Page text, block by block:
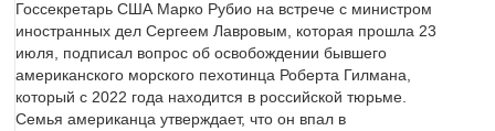
Госсекретарь США Марко Рубио на встрече с министром
иностранных дел Сергеем Лавровым, которая прошла 23
июля, подписал вопрос об освобождении бывшего
американского морского пехотинца Роберта Гилмана,
который с 2022 года находится в российской тюрьме.
Семья американца утверждает, что он впал в